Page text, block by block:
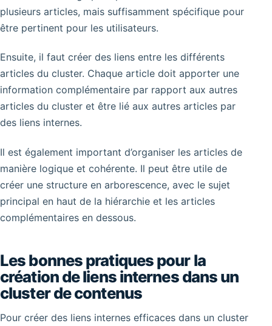
plusieurs articles, mais suffisamment spécifique pour
être pertinent pour les utilisateurs.
Ensuite, il faut créer des liens entre les différents
articles du cluster. Chaque article doit apporter une
information complémentaire par rapport aux autres
articles du cluster et être lié aux autres articles par
des liens internes.
Il est également important d’organiser les articles de
manière logique et cohérente. Il peut être utile de
créer une structure en arborescence, avec le sujet
principal en haut de la hiérarchie et les articles
complémentaires en dessous.
Les bonnes pratiques pour la
création de liens internes dans un
cluster de contenus
Pour créer des liens internes efficaces dans un cluster